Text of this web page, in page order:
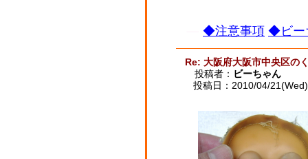
◆注意事項 ◆ビー
Re: 大阪府大阪市中央区の
投稿者： ビーちゃん
投稿日：2010/04/